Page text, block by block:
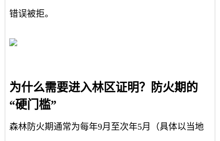
错误被拒。
为什么需要进入林区证明？防火期的
“硬门槛”
森林防火期通常为每年9月至次年5月（具体以当地